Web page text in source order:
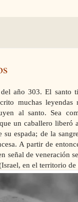
año 303. El santo
muchas leyendas
al santo. Sea
un caballero liberó
espada; de la
Apartir de
señal de veneración
en el territorio de